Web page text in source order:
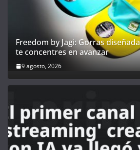
Freedom by Jagi: Gorras
te concentres en avanzar
9 agosto, 2026